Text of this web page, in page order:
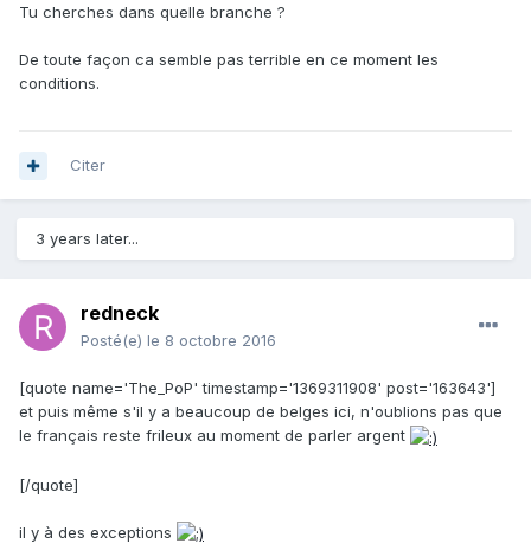
Tu cherches dans quelle branche ?
De toute façon ca semble pas terrible en ce moment les
conditions.
Citer
3 years later...
redneck
Posté(e) le 8 octobre 2016
[quote name='The_PoP' timestamp='1369311908' post='163643']
et puis même s'il y a beaucoup de belges ici, n'oublions pas que
le français reste frileux au moment de parler argent
[/quote]
il y à des exceptions